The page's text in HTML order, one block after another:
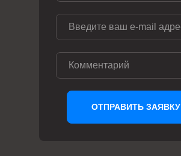
ОТПРАВИТЬ ЗАЯВКУ